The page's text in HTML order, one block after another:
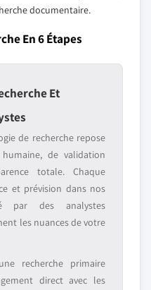
documentaire.
En 6 Étapes
Et
de recherche repose
de validation
totale. Chaque
et prévision dans nos
par des analystes
les nuances de votre
recherche primaire
direct avec les